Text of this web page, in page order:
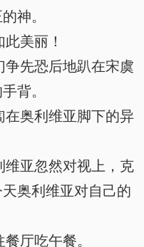
神。
美丽！
先恐后地趴在宋虞
背。
奥利维亚脚下的异
亚忽然对视上，克
奥利维亚对自己的
厅吃午餐。